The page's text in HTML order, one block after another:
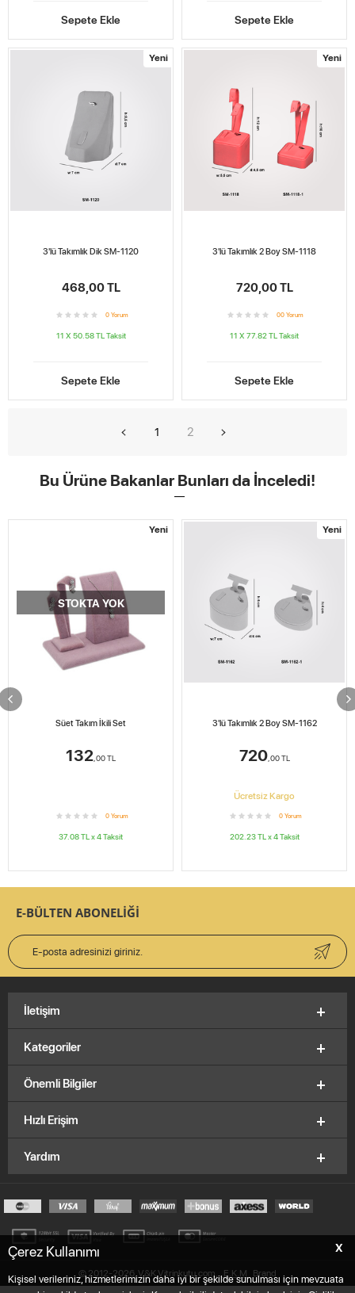
X
Çerez Kullanımı
Kişisel verileriniz, hizmetlerimizin daha iyi bir şekilde sunulması için mevzuata
Sepete Ekle Sepete Ekle
Yeni
3'lü Takımlık Dik SM-1120
468,00 TL
0 Yorum
11 X 50.58 TL Taksit
Sepete Ekle
Yeni
3'lü Takımlık 2 Boy SM-1118
720,00 TL
00 Yorum
11 X 77.82 TL Taksit
Sepete Ekle
1 2
Bu Ürüne Bakanlar Bunları da İnceledi!
Yeni
STOKTA YOK
Süet Takım İkili Set
132,00TL
0 Yorum
37.08TL x4Taksit
Yeni
3'lü Takımlık 2 Boy SM-1162
720,00TL
Ücretsiz Kargo
0 Yorum
202.23TL x4Taksit
E-BÜLTEN ABONELİĞİ
Kategoriler
Önemli Bilgiler
Hızlı Erişim
Yardım
© 2012-2026, V&K Vitrinkutu.com, E.K.M Brand
İletişim